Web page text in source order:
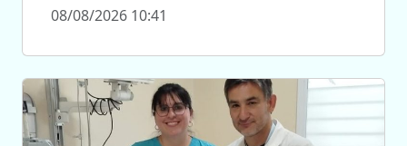
08/08/2026 10:41